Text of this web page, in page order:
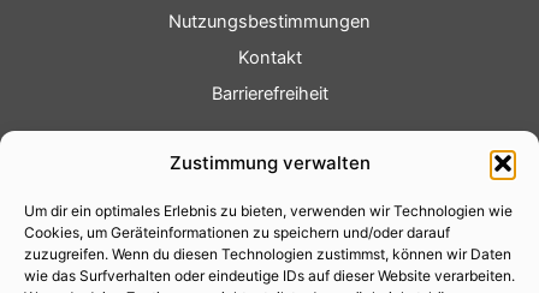
Zustimmung verwalten
Um dir ein optimales Erlebnis zu bieten, verwenden wir Technologien wie
Cookies, um Geräteinformationen zu speichern und/oder darauf
zuzugreifen. Wenn du diesen Technologien zustimmst, können wir Daten
wie das Surfverhalten oder eindeutige IDs auf dieser Website verarbeiten.
Nutzungsbestimmungen
Kontakt
Barrierefreiheit
Fotoservice
Videoservice
Werbung